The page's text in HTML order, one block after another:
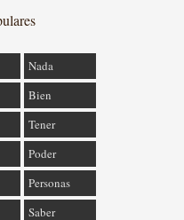
Nada
Bien
Tener
Poder
Personas
Saber